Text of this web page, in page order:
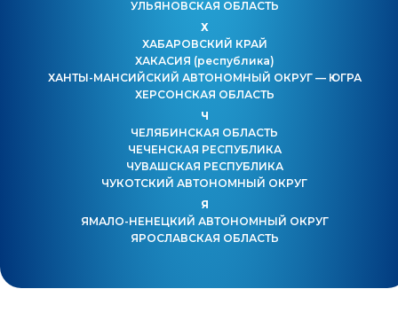
УЛЬЯНОВСКАЯ ОБЛАСТЬ
Х
ХАБАРОВСКИЙ КРАЙ
ХАКАСИЯ (республика)
ХАНТЫ-МАНСИЙСКИЙ АВТОНОМНЫЙ ОКРУГ — ЮГРА
ХЕРСОНСКАЯ ОБЛАСТЬ
Ч
ЧЕЛЯБИНСКАЯ ОБЛАСТЬ
ЧЕЧЕНСКАЯ РЕСПУБЛИКА
ЧУВАШСКАЯ РЕСПУБЛИКА
ЧУКОТСКИЙ АВТОНОМНЫЙ ОКРУГ
Я
ЯМАЛО-НЕНЕЦКИЙ АВТОНОМНЫЙ ОКРУГ
ЯРОСЛАВСКАЯ ОБЛАСТЬ